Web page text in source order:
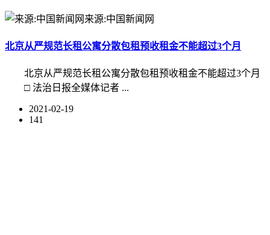
来源:中国新闻网
北京从严规范长租公寓分散包租预收租金不能超过3个月
北京从严规范长租公寓分散包租预收租金不能超过3个月
□ 法治日报全媒体记者 ...
2021-02-19
141